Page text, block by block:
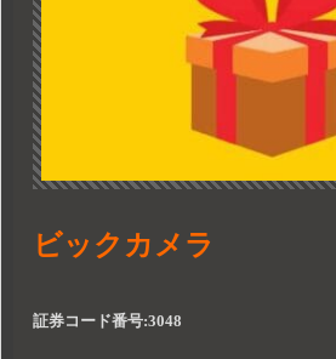
ビックカメラ
証券コード番号:3048